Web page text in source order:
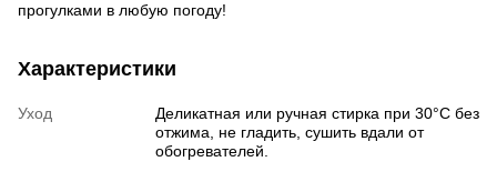
прогулками в любую погоду!
Характеристики
Уход
Деликатная или ручная стирка при 30°C без
отжима, не гладить, сушить вдали от
обогревателей.